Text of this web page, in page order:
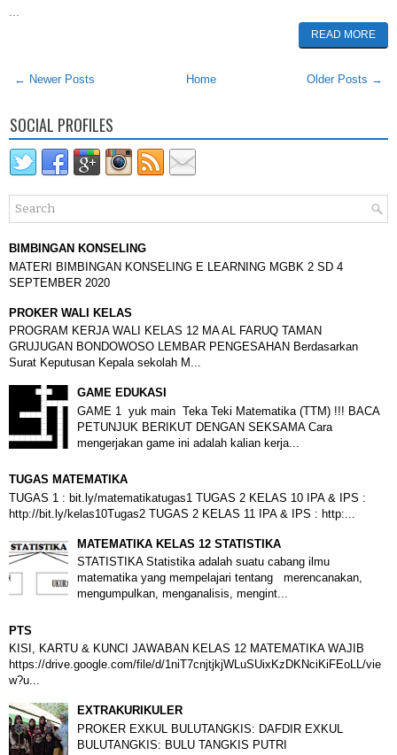
...
READ MORE
← Newer Posts Older Posts →
Home
SOCIAL PROFILES
BIMBINGAN KONSELING
MATERI BIMBINGAN KONSELING E LEARNING MGBK 2 SD 4
SEPTEMBER 2020
PROKER WALI KELAS
PROGRAM KERJA WALI KELAS 12 MA AL FARUQ TAMAN
GRUJUGAN BONDOWOSO LEMBAR PENGESAHAN Berdasarkan
Surat Keputusan Kepala sekolah M...
GAME EDUKASI
GAME 1 yuk main Teka Teki Matematika (TTM) !!! BACA
PETUNJUK BERIKUT DENGAN SEKSAMA Cara
mengerjakan game ini adalah kalian kerja...
TUGAS MATEMATIKA
TUGAS 1 : bit.ly/matematikatugas1 TUGAS 2 KELAS 10 IPA & IPS :
http://bit.ly/kelas10Tugas2 TUGAS 2 KELAS 11 IPA & IPS : http:...
MATEMATIKA KELAS 12 STATISTIKA
STATISTIKA Statistika adalah suatu cabang ilmu
matematika yang mempelajari tentang merencanakan,
mengumpulkan, menganalisis, mengint...
PTS
KISI, KARTU & KUNCI JAWABAN KELAS 12 MATEMATIKA WAJIB
https://drive.google.com/file/d/1niT7cnjtjkjWLuSUixKzDKNciKiFEoLL/vie
w?u...
EXTRAKURIKULER
PROKER EXKUL BULUTANGKIS: DAFDIR EXKUL
BULUTANGKIS: BULU TANGKIS PUTRI